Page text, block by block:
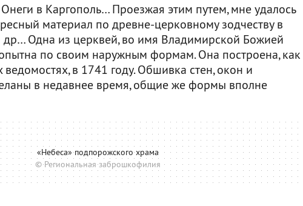
в Каргополь… Проезжая этим путем, мне удалось
материал по древне-церковному зодчеству в
Одна из церквей, во имя Владимирской Божией
по своим наружным формам. Она построена, как
ведомостях, в 1741 году. Обшивка стен, окон и
в недавнее время, общие же формы вполне
«Небеса» подпорожского храма
© Региональная заброшкофилия